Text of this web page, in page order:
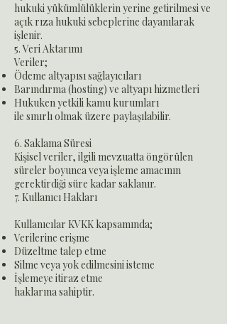
hukuki yükümlülüklerin yerine getirilmesi ve
açık rıza hukuki sebeplerine dayanılarak
işlenir.
5. Veri Aktarımı
Veriler;
Ödeme altyapısı sağlayıcıları
Barındırma (hosting) ve altyapı hizmetleri
Hukuken yetkili kamu kurumları
ile sınırlı olmak üzere paylaşılabilir.
6. Saklama Süresi
Kişisel veriler, ilgili mevzuatta öngörülen
süreler boyunca veya işleme amacının
gerektirdiği süre kadar saklanır.
7. Kullanıcı Hakları
Kullanıcılar KVKK kapsamında;
Verilerine erişme
Düzeltme talep etme
Silme veya yok edilmesini isteme
İşlemeye itiraz etme
haklarına sahiptir.